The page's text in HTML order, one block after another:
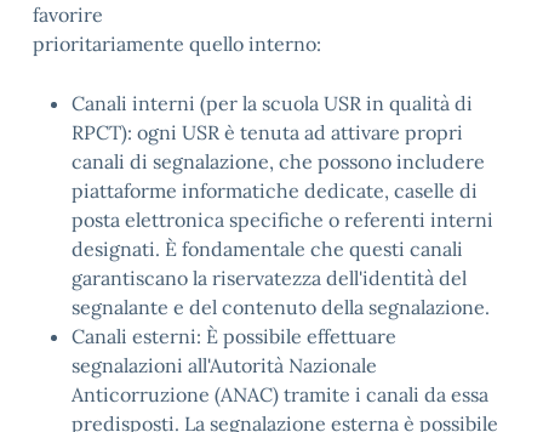
favorire
prioritariamente quello interno:
Canali interni (per la scuola USR in qualità di
RPCT): ogni USR è tenuta ad attivare propri
canali di segnalazione, che possono includere
piattaforme informatiche dedicate, caselle di
posta elettronica specifiche o referenti interni
designati. È fondamentale che questi canali
garantiscano la riservatezza dell'identità del
segnalante e del contenuto della segnalazione.
Canali esterni: È possibile effettuare
segnalazioni all'Autorità Nazionale
Anticorruzione (ANAC) tramite i canali da essa
predisposti. La segnalazione esterna è possibile